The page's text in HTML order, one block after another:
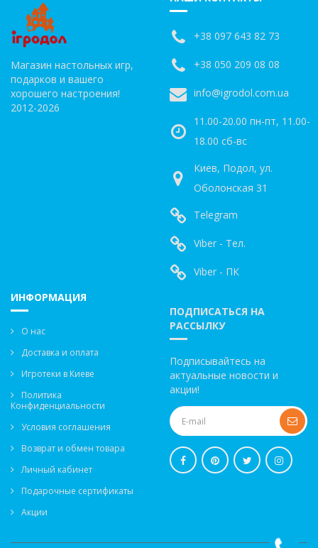
Магазин настольных игр,
подарков и вашего
хорошего настроения!
2012-2026
+38 097 643 82 73
+38 050 209 08 08
info@igrodol.com.ua
11.00-20.00 пн-пт, 11.00-
18.00 сб-вс
Киев, Подол, ул.
Оболонская 31
Telegram
Viber - Тел.
Viber - ПК
ИНФОРМАЦИЯ
О нас
Доставка и оплата
Игротеки в Киеве
Политика
Конфиденциальности
Условия соглашения
Возврат и обмен товара
Личный кабинет
Подарочные сертификаты
Акции
ПОДПИСАТЬСЯ НА
РАССЫЛКУ
Подписывайтесь на
актуальные новости и
акции!